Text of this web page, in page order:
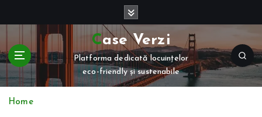
t
c
Case Verzi
Platforma dedicată locuințelor
eco-friendly și sustenabile
Home